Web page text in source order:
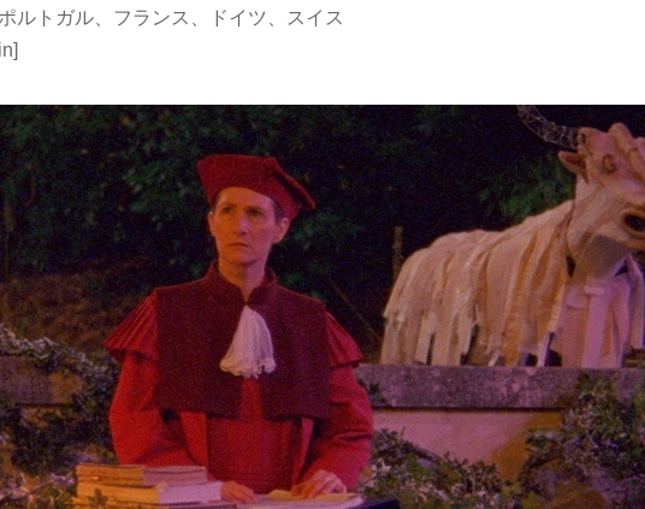
ルトガル、フランス、ドイツ、スイス